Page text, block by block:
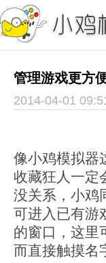
管理游戏更方
2014-04-01
像小鸡模拟器
收藏狂人一定
没关系，小鸡
可进入已有游
的窗口，这里
而直接触摸名